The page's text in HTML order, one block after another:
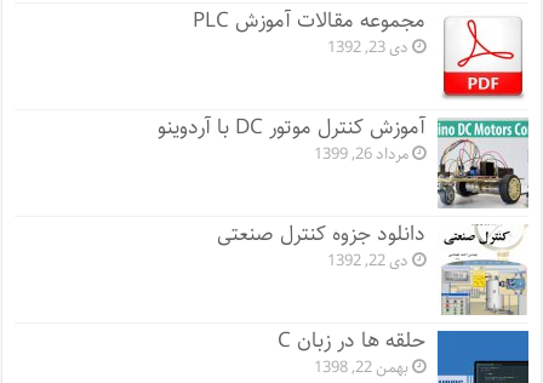
مجموعه مقالات آموزش PLC
دی 23, 1392
آموزش کنترل موتور DC با آردوینو
مرداد 26, 1399
دانلود جزوه کنترل صنعتی
دی 22, 1392
حلقه ها در زبان C
بهمن 22, 1398